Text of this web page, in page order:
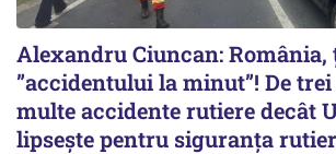
Alexandru Ciuncan: România,
”accidentului la minut”! De
multe accidente rutiere decât
lipsește pentru siguranța